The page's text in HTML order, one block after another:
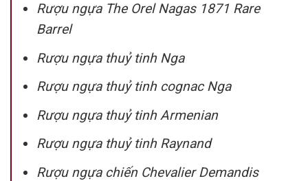
Rượu ngựa The Orel Nagas 1871 Rare
Barrel
Rượu ngựa thuỷ tinh Nga
Rượu ngựa thuỷ tinh cognac Nga
Rượu ngựa thuỷ tinh Armenian
Rượu ngựa thuỷ tinh Raynand
Rượu ngựa chiến Chevalier Demandis